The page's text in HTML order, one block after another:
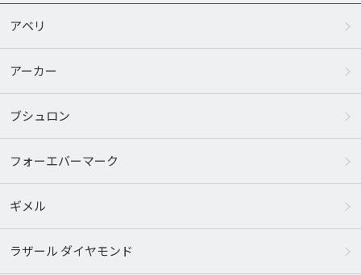
アベリ
アーカー
ブシュロン
フォーエバーマーク
ギメル
ラザール ダイヤモンド